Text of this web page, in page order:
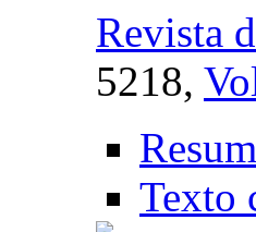
Revista
5218,
Texto